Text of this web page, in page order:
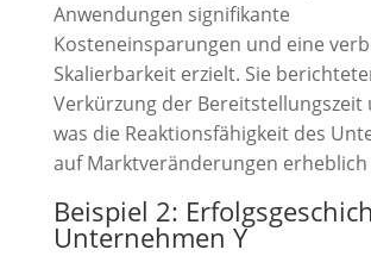
Anwendungen signifikante
Kosteneinsparungen und eine
Skalierbarkeit erzielt. Sie
Verkürzung der Bereitstellungszeit
was die Reaktionsfähigkeit des
auf Marktveränderungen
Beispiel 2:
Unternehmen Y